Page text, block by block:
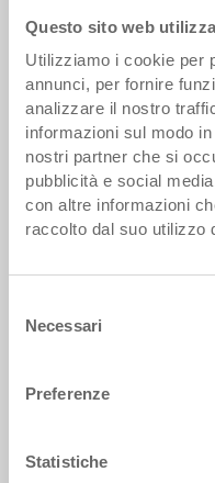
Questo sito web
Utilizziamo i cookie per
annunci, per fornire
analizzare il nostro
informazioni sul modo
nostri partner che si
pubblicità e social
con altre informazioni
raccolto dal suo utilizzo
delNecessari
Preferenze
Statistiche
Il prodotto non può
offerta
Dati articolo
Codice
31-6426-0-
Dimensioni esterne:
RAL 7001 |